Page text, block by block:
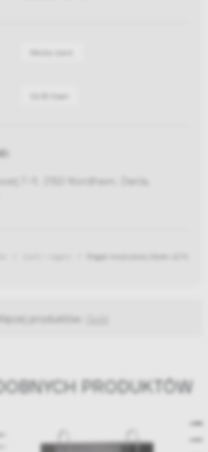
Media bank
GUBI Keen
7-9, 2150 Nordhavn, Dania,
Regał modułowy Keen 62116
produktów:
PRODUKTÓW